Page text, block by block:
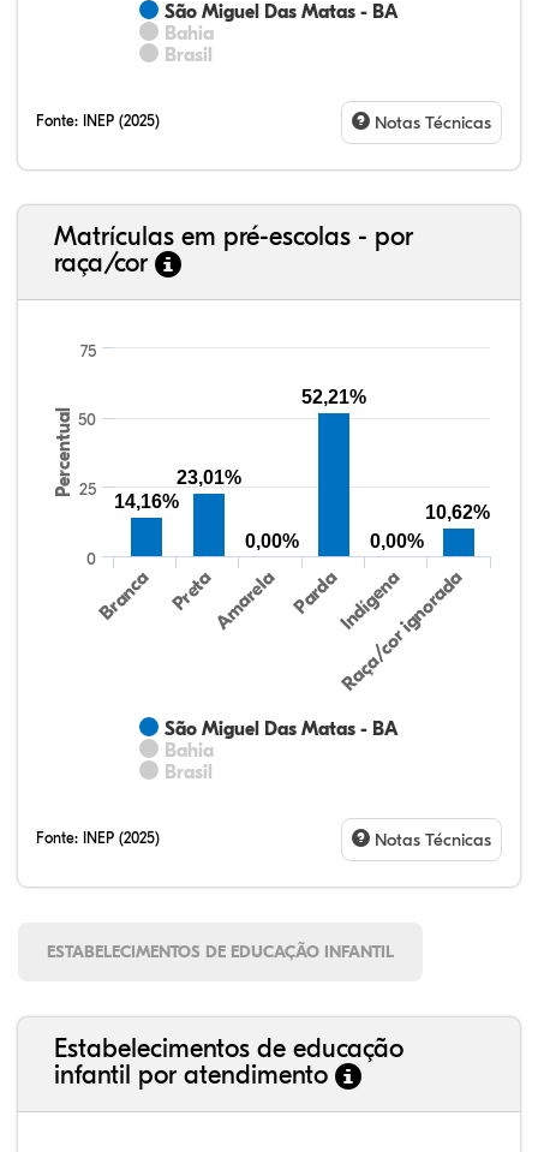
São Miguel Das Matas - BA
Bahia
Brasil
Fonte: INEP (2025) Notas Técnicas
Matrículas em pré-escolas - por
raça/cor
Percentual
São Miguel Das Matas - BA
Bahia
Brasil
Branca PretaAmarela PardaIndígena
Raça/cor ignorada
0
50
25
75
14,16%
23,01%
0,00%
52,21%
0,00%
10,62%
Fonte: INEP (2025) Notas Técnicas
ESTABELECIMENTOS DE EDUCAÇÃO INFANTIL
Estabelecimentos de educação
infantil por atendimento